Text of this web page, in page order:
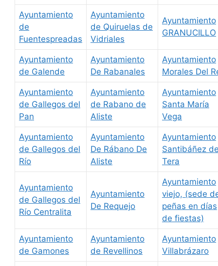
Ayuntamiento
de
Fuentespreadas
Ayuntamiento
de Quiruelas de
Vidriales
Ayuntamiento
GRANUCILLO
Ayuntamiento
de Galende
Ayuntamiento
De Rabanales
Ayuntamiento
Morales Del
Ayuntamiento
de Gallegos del
Pan
Ayuntamiento
de Rabano de
Aliste
Ayuntamiento
Santa María
Vega
Ayuntamiento
de Gallegos del
Río
Ayuntamiento
De Rábano De
Aliste
Ayuntamiento
Santibáñez
Tera
Ayuntamiento
de Gallegos del
Río Centralita
Ayuntamiento
De Requejo
Ayuntamiento
viejo, (sede
peñas en días
de fiestas)
Ayuntamiento
de Gamones
Ayuntamiento
de Revellinos
Ayuntamiento
Villabrázaro